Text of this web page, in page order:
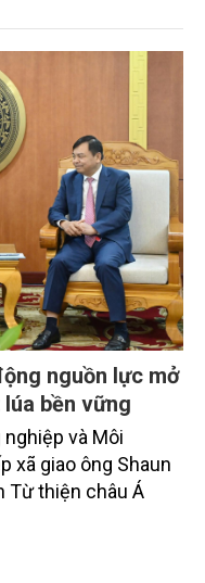
mới và sản lượng
nguồn lực mở
bền vững
và Môi
xã giao ông Shaun
Từ thiện châu Á